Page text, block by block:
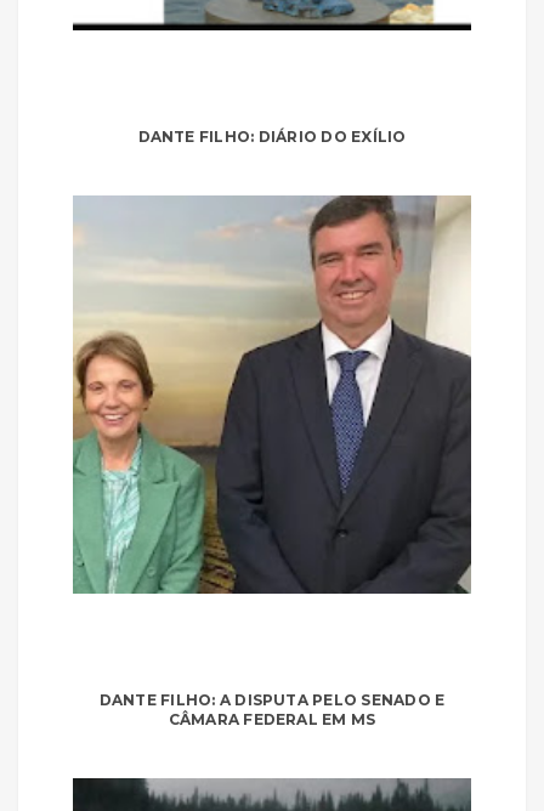
DANTE FILHO: DIÁRIO DO EXÍLIO
DANTE FILHO: A DISPUTA PELO SENADO E
CÂMARA FEDERAL EM MS